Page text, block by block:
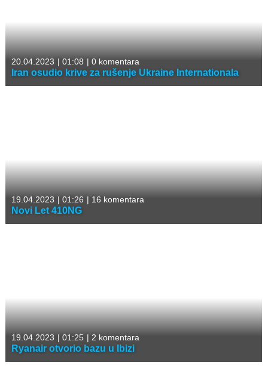
20.04.2023 | 01:08 | 0 komentara
Iran osudio krive za rušenje Ukraine Internationala
19.04.2023 | 01:26 | 16 komentara
Novi Let 410NG
19.04.2023 | 01:25 | 2 komentara
Ryanair otvorio bazu u Ibizi